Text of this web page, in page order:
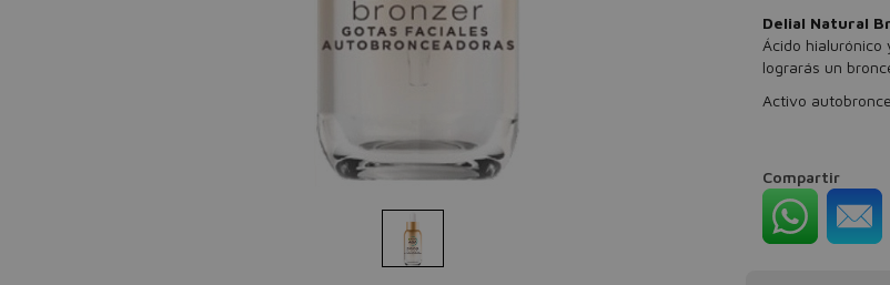
Delial Natural
Ácido hialurónico
lograrás un
Activo
Compartir